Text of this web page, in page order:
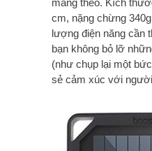
mang theo. Kích
cm, nặng chừng
lượng điện năng cần
bạn không bỏ lỡ
(như chụp lại một
sẻ cảm xúc với